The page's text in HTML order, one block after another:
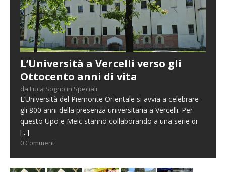
L’Università a Vercelli verso gli
Ottocento anni di vita
da Luca Sogno in Speciali
L’Università del Piemonte Orientale si avvia a celebrare
gli 800 anni della presenza universitaria a Vercelli. Per
questo Upo e Meic stanno collaborando a una serie di
[...]
0 Commenti